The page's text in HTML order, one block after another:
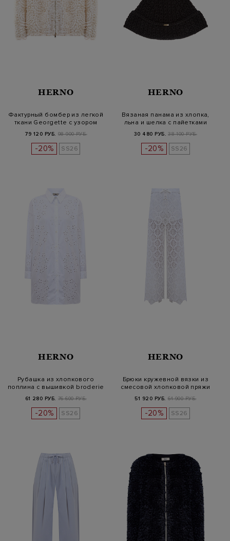
HERNO
Фактурный бомбер из легкой
ткани Georgette с узором
79 120 РУБ. 98 900 РУБ.
-20% SS26
HERNO
Вязаная панама из хлопка,
льна и шелка с пайетками
30 480 РУБ. 38 100 РУБ.
-20% SS26
HERNO
Рубашка из хлопкового
поплина с вышивкой broderie
61 280 РУБ. 76 600 РУБ.
-20% SS26
HERNO
Брюки кружевной вязки из
смесовой хлопковой пряжи
51 920 РУБ. 64 900 РУБ.
-20% SS26